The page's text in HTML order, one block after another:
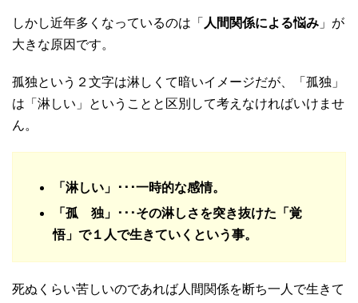
しかし近年多くなっているのは「 人間関係による悩み 」が
大きな原因です。
孤独という２文字は淋しくて暗いイメージだが、「孤独」
は「淋しい」ということと区別して考えなければいけませ
ん。
「淋しい」･･･一時的な感情。
「孤 独」･･･その淋しさを突き抜けた「覚
悟」で１人で生きていくという事。
死ぬくらい苦しいのであれば人間関係を断ち一人で生きて